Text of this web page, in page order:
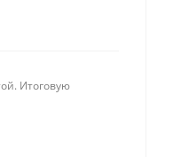
Итоговую